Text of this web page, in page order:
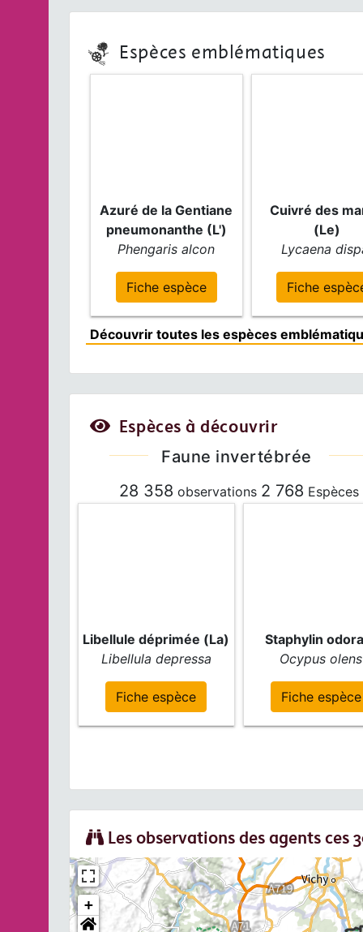
Espèces emblématiques
Azuré de la Gentiane
pneumonanthe (L')
Phengaris alcon
Fiche espèce
Cuivré des
(Le)
Lycaena
Fiche
Découvrir toutes les espèces
Espèces à découvrir
Faune invertébrée
28 358 observations 2 768 Espèces
Libellule déprimée (La)
Libellula depressa
Fiche espèce
Staphylin
Ocypus olens
Fiche espèce
Les observations des agents ces
+